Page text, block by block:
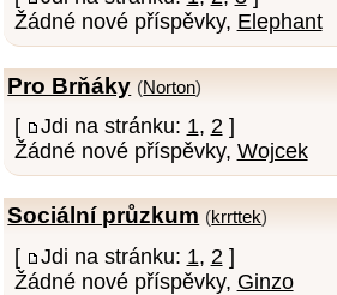
Žádné nové příspěvky, Elephant
Pro Brňáky (Norton)
[ Jdi na stránku: 1, 2]
Žádné nové příspěvky, Wojcek
Sociální průzkum (krrttek)
[ Jdi na stránku: 1, 2 ]
Žádné nové příspěvky, Ginzo